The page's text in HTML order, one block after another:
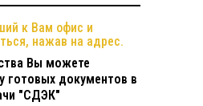
к Вам офис и
нажав на адрес.
Вы можете
готовых документов в
"СДЭК"